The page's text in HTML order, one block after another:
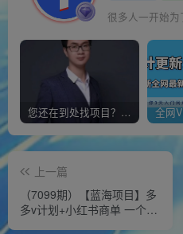
很多人一开始
您还在到处找项目？还在当韭菜？我靠经营“一个小目标网创商城”年入百W+，曾经我也负债累累!
上一篇
（7099期）【蓝海项目】多
多v计划+小红书商单 一个视